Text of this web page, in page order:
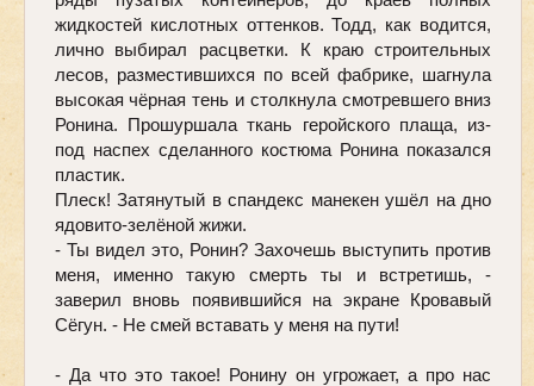
жидкостей кислотных оттенков. Тодд, как водится,
лично выбирал расцветки. К краю строительных
лесов, разместившихся по всей фабрике, шагнула
высокая чёрная тень и столкнула смотревшего вниз
Ронина. Прошуршала ткань геройского плаща, из-
под наспех сделанного костюма Ронина показался
пластик.
Плеск! Затянутый в спандекс манекен ушёл на дно
ядовито-зелёной жижи.
- Ты видел это, Ронин? Захочешь выступить против
меня, именно такую смерть ты и встретишь, -
заверил вновь появившийся на экране Кровавый
Сёгун. - Не смей вставать у меня на пути!
- Да что это такое! Ронину он угрожает, а про нас